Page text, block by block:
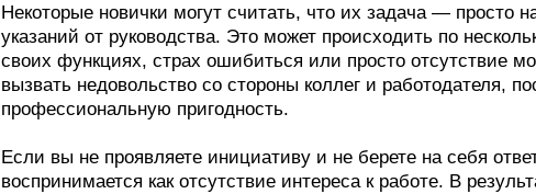
Некоторые новички могут считать, что их задача — просто
указаний от руководства. Это может происходить по
своих функциях, страх ошибиться или просто отсутствие
вызвать недовольство со стороны коллег и работодателя,
профессиональную пригодность.
Если вы не проявляете инициативу и не берете на себя
воспринимается как отсутствие интереса к работе. В